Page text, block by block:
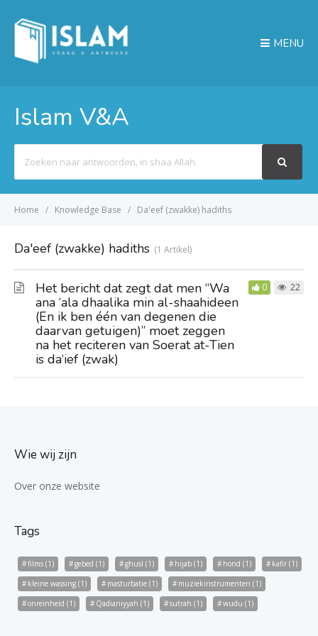
MENU
Islam V&A
For
Home Knowledge Base Da'eef (zwakke) hadiths
Da'eef (zwakke) hadiths 1 Artikel
Het bericht dat zegt dat men “Wa
ana ‘ala dhaalika min al-shaahideen
(En ik ben één van degenen die
daarvan getuigen)” moet zeggen
na het reciteren van Soerat at-Tien
is da‘ief (zwak)
0 22
Wie wij zijn
Over onze website
Tags
films (1) gebed (1) ghusl (1) hijab (1) hond (1) kafir (1)
kleine wassing (1) masturbatie (1) muziekinstrumenten (1)
onreinheid (1) Qadianiyyah (1) sutrah (1) wudu (1)